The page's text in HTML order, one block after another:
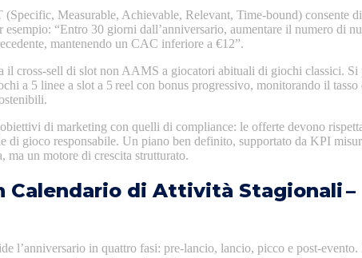
Measurable, Achievable, Relevant, Time‑bound) consente
“Entro 30 giorni dall’anniversario, aumentare il numero di
mantenendo un CAC inferiore a €12”.
cross‑sell di slot non AAMS a giocatori abituali di giochi classici. Si
a 5 linee a slot a 5 reel con bonus progressivo, monitorando il
di marketing con quelli di compliance: le offerte devono
di gioco responsabile. Un piano ben definito, supportato da KPI
ma un motore di crescita strutturato.
Calendario di Attività Stagionali –
l’anniversario in quattro fasi: pre‑lancio, lancio, picco e post‑evento.